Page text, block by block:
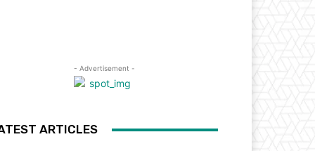
- Advertisement -
ARTICLES